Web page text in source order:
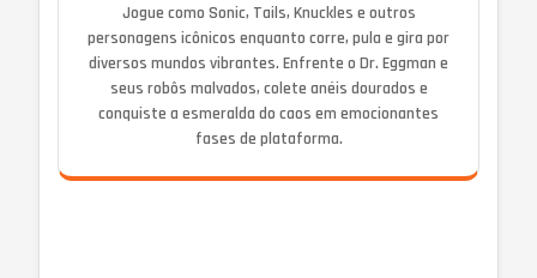
Jogue como Sonic, Tails, Knuckles e outros
personagens icônicos enquanto corre, pula e gira por
diversos mundos vibrantes. Enfrente o Dr. Eggman e
seus robôs malvados, colete anéis dourados e
conquiste a esmeralda do caos em emocionantes
fases de plataforma.